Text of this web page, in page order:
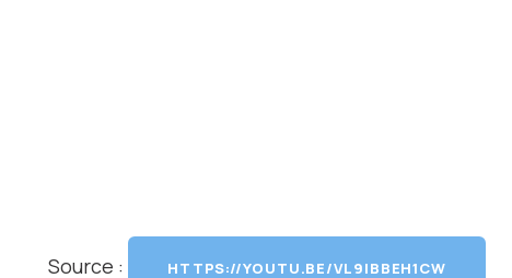
Source : HTTPS://YOUTU.BE/VL9IBBEH1CW